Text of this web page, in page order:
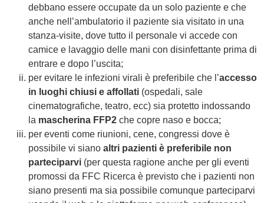
debbano essere occupate da un solo paziente e che
anche nell’ambulatorio il paziente sia visitato in una
stanza-visite, dove tutto il personale vi accede con
camice e lavaggio delle mani con disinfettante prima di
entrare e dopo l’uscita;
per evitare le infezioni virali è preferibile che l’accesso
in luoghi chiusi e affollati (ospedali, sale
cinematografiche, teatro, ecc) sia protetto indossando
la mascherina FFP2 che copre naso e bocca;
per eventi come riunioni, cene, congressi dove è
possibile vi siano altri pazienti è preferibile non
parteciparvi (per questa ragione anche per gli eventi
promossi da FFC Ricerca è previsto che i pazienti non
siano presenti ma sia possibile comunque parteciparvi